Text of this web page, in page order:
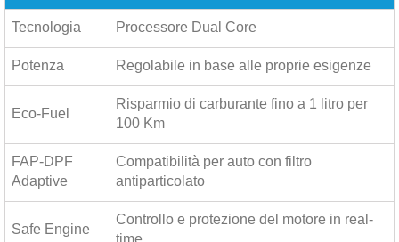
Tecnologia Processore Dual Core
Potenza Regolabile in base alle proprie esigenze
Eco-Fuel
Risparmio di carburante fino a 1 litro per
100 Km
FAP-DPF
Adaptive
Compatibilità per auto con filtro
antiparticolato
Safe Engine
Controllo e protezione del motore in real-
time